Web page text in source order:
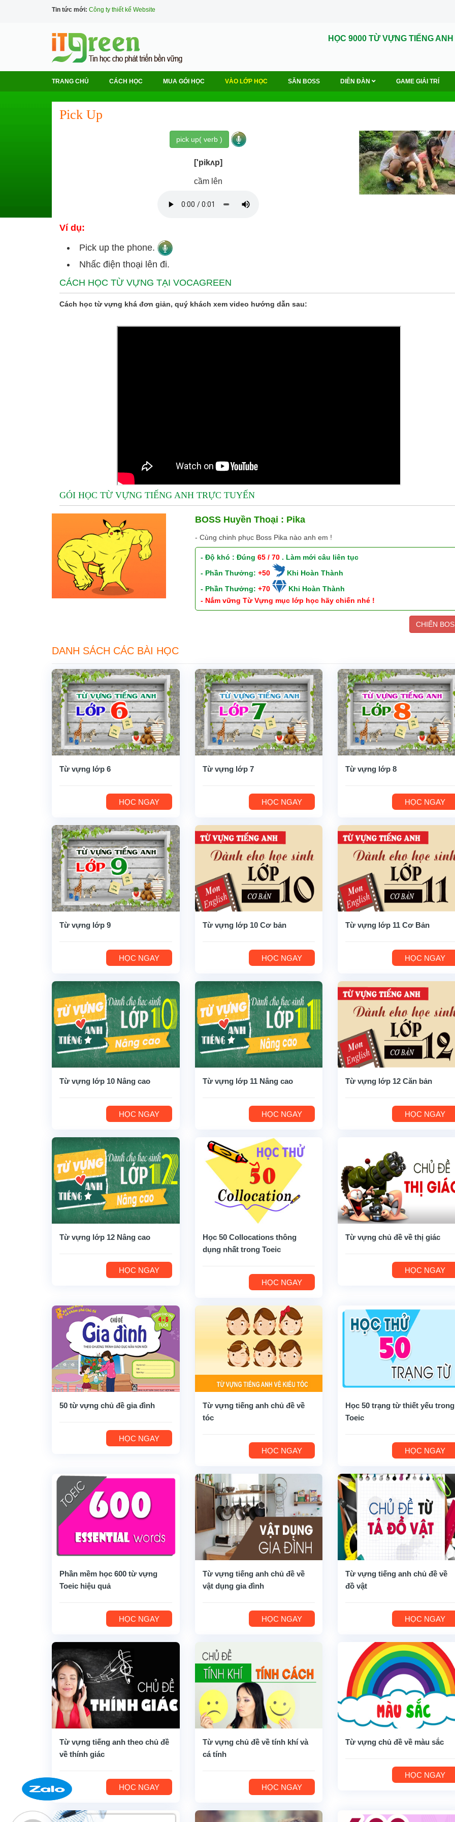
Tin tức mới: Công ty thiết kế Website
HỌC 9000 TỪ VỰNG TIẾNG ANH
TRANG CHỦ CÁCH HỌC MUA GÓI HỌC VÀO LỚP HỌC SĂN BOSS DIỄN ĐÀN GAME GIẢI TRÍ
Pick Up
pick up( verb )
['pikʌp]
cầm lên
Ví dụ:
Pick up the phone.
Nhấc điện thoại lên đi.
CÁCH HỌC TỪ VỰNG TẠI VOCAGREEN
Cách học từ vựng khá đơn giản, quý khách xem video hướng dẫn sau:
GÓI HỌC TỪ VỰNG TIẾNG ANH TRỰC TUYẾN
BOSS Huyền Thoại : Pika
- Cùng chinh phục Boss Pika nào anh em !
- Độ khó : Đúng 65 / 70. Làm mới câu liên tục
- Phần Thưởng: +50
Khi Hoàn Thành
- Phần Thưởng: +70
Khi Hoàn Thành
- Nắm vững Từ Vựng mục lớp học hãy chiến nhé !
CHIẾN
DANH SÁCH CÁC BÀI HỌC
Từ vựng lớp 6
HỌC NGAY
Từ vựng lớp 7
HỌC NGAY
Từ vựng lớp 8
HỌC NGAY
Từ vựng lớp 9
HỌC NGAY
Từ vựng lớp 10 Cơ bản
HỌC NGAY
Từ vựng lớp 11 Cơ Bản
HỌC NGAY
Từ vựng lớp 10 Nâng cao
HỌC NGAY
Từ vựng lớp 11 Nâng cao
HỌC NGAY
Từ vựng lớp 12 Căn bản
HỌC NGAY
Từ vựng lớp 12 Nâng cao
HỌC NGAY
Học 50 Collocations thông
dụng nhất trong Toeic
HỌC NGAY
Từ vựng chủ đề về thị giác
HỌC NGAY
50 từ vựng chủ đề gia đình
HỌC NGAY
Từ vựng tiếng anh chủ đề về
tóc
HỌC NGAY
Học 50 trạng từ thiết yếu trong
Toeic
HỌC NGAY
Phần mềm học 600 từ vựng
Toeic hiệu quả
HỌC NGAY
Từ vựng tiếng anh chủ đề về
vật dụng gia đình
HỌC NGAY
Từ vựng tiếng anh chủ đề về
đồ vật
HỌC NGAY
Từ vựng tiếng anh theo chủ đề
về thính giác
HỌC NGAY
Từ vựng chủ đề về tính khí và
cá tính
HỌC NGAY
Từ vựng chủ đề về màu sắc
HỌC NGAY